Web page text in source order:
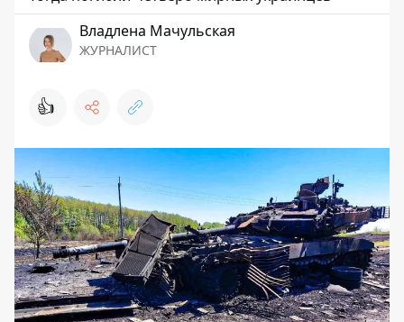
Владлена Мачульская
ЖУРНАЛИСТ
👍